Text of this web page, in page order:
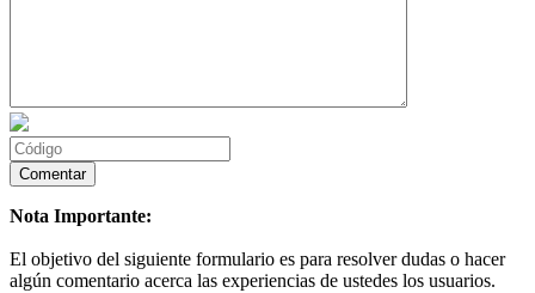
Nota Importante:
El objetivo del siguiente formulario es para resolver dudas o hacer
algún comentario acerca las experiencias de ustedes los usuarios.